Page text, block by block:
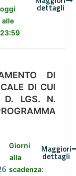
oggi
alle
23:59
dettagli
DI
DI CUI
LGS. N.
Giorni
alla
scadenza:
Maggiori
dettagli